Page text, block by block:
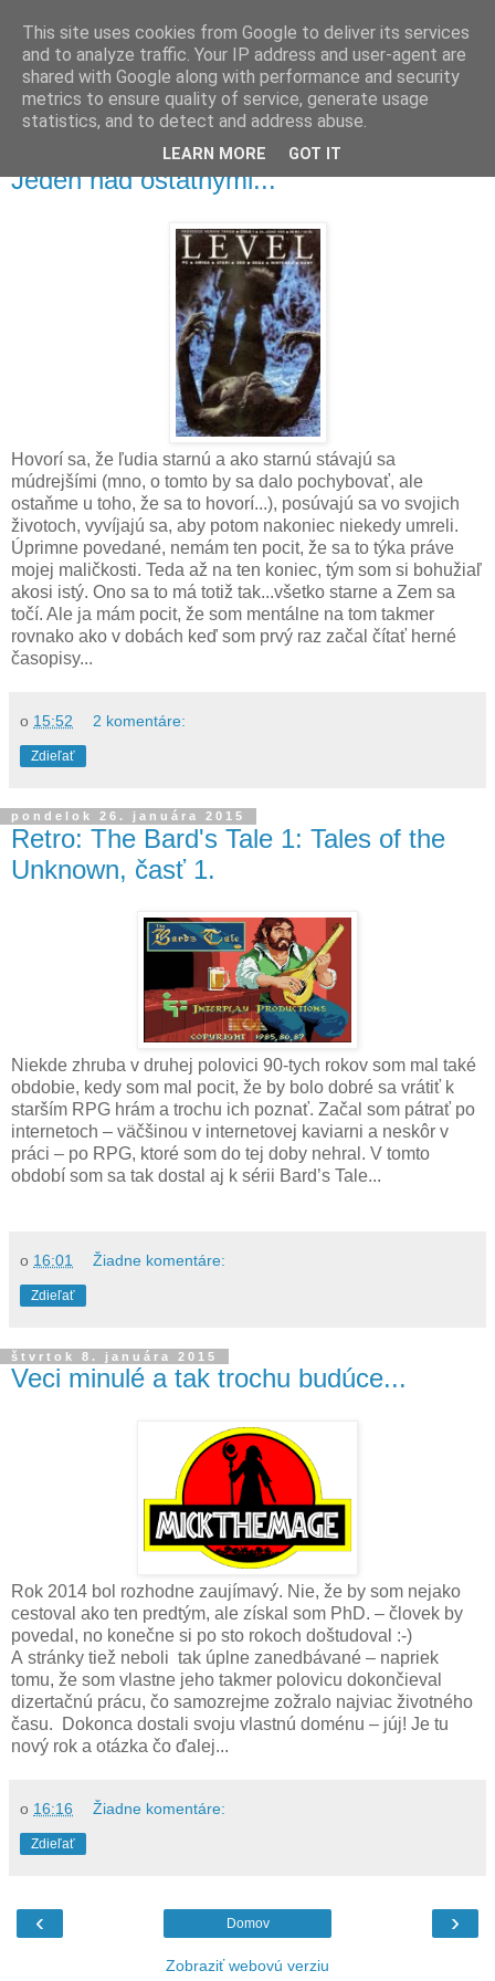
štvrtok 29. januára 2015
Jeden nad ostatnými...
Hovorí sa, že ľudia starnú a ako starnú stávajú sa
múdrejšími (mno, o tomto by sa dalo pochybovať, ale
ostaňme u toho, že sa to hovorí...), posúvajú sa vo svojich
životoch, vyvíjajú sa, aby potom nakoniec niekedy umreli.
Úprimne povedané, nemám ten pocit, že sa to týka práve
mojej maličkosti. Teda až na ten koniec, tým som si bohužiaľ
akosi istý. Ono sa to má totiž tak...všetko starne a Zem sa
točí. Ale ja mám pocit, že som mentálne na tom takmer
rovnako ako v dobách keď som prvý raz začal čítať herné
časopisy...
o 15:52 2 komentáre:
Zdieľať
pondelok 26. januára 2015
Retro: The Bard's Tale 1: Tales of the
Unknown, časť 1.
Niekde zhruba v druhej polovici 90-tych rokov som mal také
obdobie, kedy som mal pocit, že by bolo dobré sa vrátiť k
starším RPG hrám a trochu ich poznať. Začal som pátrať po
internetoch – väčšinou v internetovej kaviarni a neskôr v
práci – po RPG, ktoré som do tej doby nehral. V tomto
období som sa tak dostal aj k sérii Bard’s Tale...
o 16:01 Žiadne komentáre:
Zdieľať
štvrtok 8. januára 2015
Veci minulé a tak trochu budúce...
Rok 2014 bol rozhodne zaujímavý. Nie, že by som nejako
cestoval ako ten predtým, ale získal som PhD. – človek by
povedal, no konečne si po sto rokoch doštudoval :-)
A stránky tiež neboli tak úplne zanedbávané – napriek
tomu, že som vlastne jeho takmer polovicu dokončieval
dizertačnú prácu, čo samozrejme zožralo najviac životného
času. Dokonca dostali svoju vlastnú doménu – júj! Je tu
nový rok a otázka čo ďalej...
o 16:16 Žiadne komentáre:
Zdieľať
‹ ›
Domov
Zobraziť webovú verziu
This site uses cookies from Google to deliver its services
and to analyze traffic. Your IP address and user-agent are
shared with Google along with performance and security
metrics to ensure quality of service, generate usage
statistics, and to detect and address abuse.
LEARN MORE GOT IT